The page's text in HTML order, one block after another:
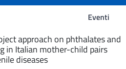
Eventi
approach on phthalates and
in Italian mother-child pairs
diseases